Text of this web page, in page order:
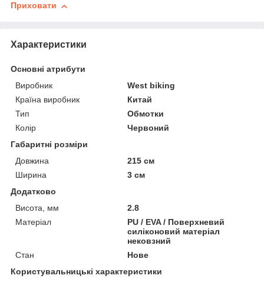
Приховати
Характеристики
Основні атрибути
Виробник
West biking
Країна виробник
Китай
Тип
Обмотки
Колір
Червоний
Габаритні розміри
Довжина
215 см
Ширина
3 см
Додатково
Висота, мм
2.8
Матеріал
PU / EVA / Поверхневий
силіконовий матеріал
нековзний
Стан
Нове
Користувальницькі характеристики